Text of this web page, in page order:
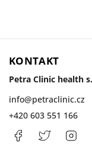
KONTAKT
Petra Clinic health
info@petraclinic.cz
+420 603 551 166
Facebook